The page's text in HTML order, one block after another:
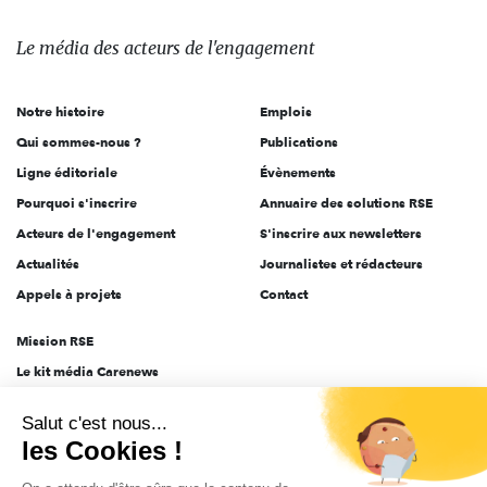
des
l'engagement
Le média des acteurs de l'engagement
Notre histoire
Qui sommes-nous ?
Ligne éditoriale
Pourquoi s'inscrire
Acteurs de l'engagement
Actualités
Appels à projets
Emplois
Publications
Évènements
Annuaire des solutions RSE
S'inscrire aux newsletters
Journalistes et rédacteurs
Contact
Mission RSE
Le kit média Carenews
AEF info
Novethic
Salut c'est nous...
les Cookies !